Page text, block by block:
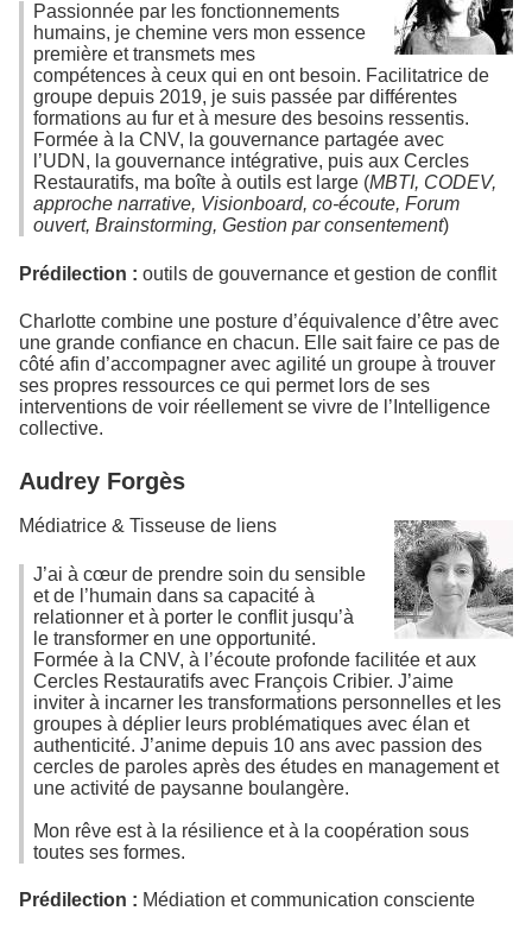
Passionnée par les fonctionnements
humains, je chemine vers mon essence
première et transmets mes
compétences à ceux qui en ont besoin. Facilitatrice de
groupe depuis 2019, je suis passée par différentes
formations au fur et à mesure des besoins ressentis.
Formée à la CNV, la gouvernance partagée avec
l’UDN, la gouvernance intégrative, puis aux Cercles
Restauratifs, ma boîte à outils est large (MBTI, CODEV,
approche narrative, Visionboard, co-écoute, Forum
ouvert, Brainstorming, Gestion par consentement)
Prédilection : outils de gouvernance et gestion de conflit
Charlotte combine une posture d’équivalence d’être avec
une grande confiance en chacun. Elle sait faire ce pas de
côté afin d’accompagner avec agilité un groupe à trouver
ses propres ressources ce qui permet lors de ses
interventions de voir réellement se vivre de l’Intelligence
collective.
Audrey Forgès
Médiatrice & Tisseuse de liens
J’ai à cœur de prendre soin du sensible
et de l’humain dans sa capacité à
relationner et à porter le conflit jusqu’à
le transformer en une opportunité.
Formée à la CNV, à l’écoute profonde facilitée et aux
Cercles Restauratifs avec François Cribier. J’aime
inviter à incarner les transformations personnelles et les
groupes à déplier leurs problématiques avec élan et
authenticité. J’anime depuis 10 ans avec passion des
cercles de paroles après des études en management et
une activité de paysanne boulangère.
Mon rêve est à la résilience et à la coopération sous
toutes ses formes.
Prédilection : Médiation et communication consciente